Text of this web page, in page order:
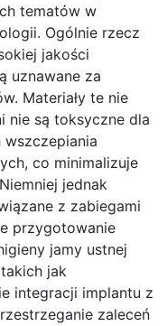
tematów w
Ogólnie rzecz
jakości
uznawane za
Materiały te nie
nie są toksyczne dla
wszczepiania
co minimalizuje
jednak
z zabiegami
przygotowanie
jamy ustnej
jak
integracji implantu z
zaleceń